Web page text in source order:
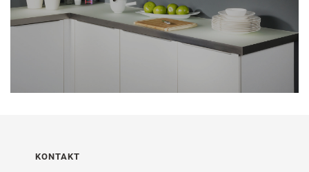
KONTAKT